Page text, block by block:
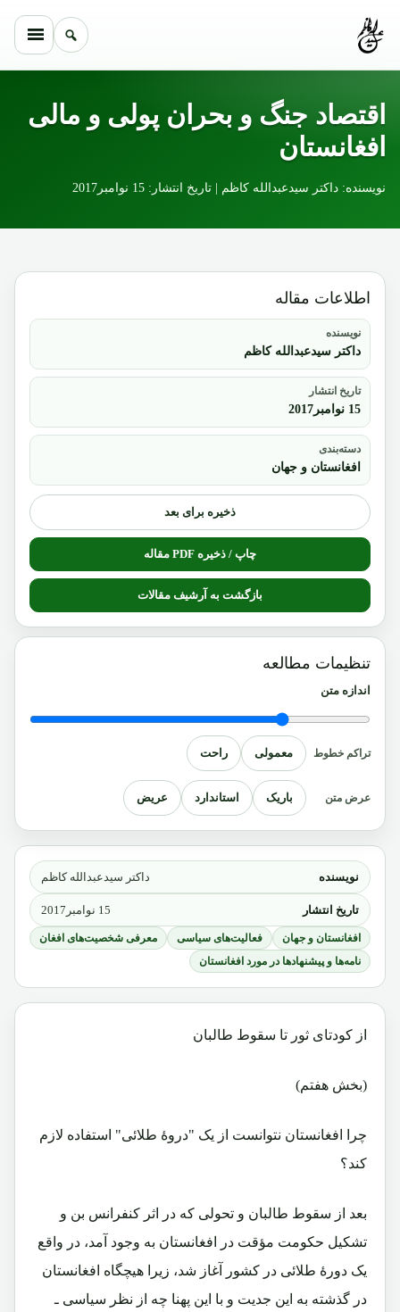
اقتصاد جنگ و بحران پولی و مالی
افغانستان
نویسنده: داکتر سیدعبدالله کاظم | تاریخ انتشار: 15 نوامبر2017
نویسنده داکتر سیدعبدالله کاظم
تاریخ انتشار 15 نوامبر2017
افغانستان و جهان فعالیت‌های سیاسی
معرفی شخصیت‌های افغان
نامه‌ها و پیشنهادها در مورد افغانستان
از کودتای ثور تا سقوط طالبان
(بخش هفتم)
چرا افغانستان نتوانست از یک "دروۀ طلائی" استفاده لازم
کند؟
بعد از سقوط طالبان و تحولی که در اثر کنفرانس بن و
تشکیل حکومت مؤقت در افغانستان به وجود آمد، در واقع
یک دورۀ طلائی در کشور آغاز شد، زیرا هیچگاه افغانستان
در گذشته به این جدیت و با این پهنا چه از نظر سیاسی ـ
اطلاعات مقاله
نویسنده
داکتر سیدعبدالله کاظم
تاریخ انتشار
15 نوامبر2017
دسته‌بندی
افغانستان و جهان
ذخیره برای بعد
چاپ / ذخیره PDF مقاله
بازگشت به آرشیف مقالات
تنظیمات مطالعه
اندازه متن
تراکم خطوط معمولی راحت
عرض متن باریک استاندارد عریض